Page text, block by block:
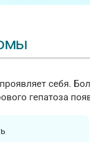
себя.
гепатоза